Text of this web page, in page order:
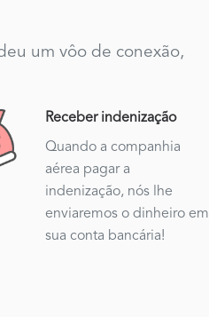
um vôo de conexão,
Receber indenização
Quando a companhia
aérea pagar a
indenização, nós lhe
enviaremos o dinheiro em
sua conta bancária!